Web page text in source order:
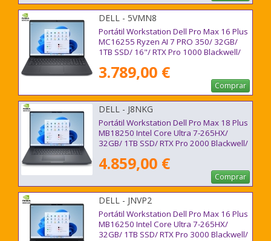
DELL - 5VMN8
Portátil Workstation Dell Pro Max 16 Plus
MC16255 Ryzen AI 7 PRO 350/ 32GB/
1TB SSD/ 16"/ RTX Pro 1000 Blackwell/
3.789,00 €
Comprar
DELL - J8NKG
Portátil Workstation Dell Pro Max 18 Plus
MB18250 Intel Core Ultra 7-265HX/
32GB/ 1TB SSD/ RTX Pro 2000 Blackwell/
4.859,00 €
Comprar
DELL - JNVP2
Portátil Workstation Dell Pro Max 16 Plus
MB16250 Intel Core Ultra 7-265HX/
32GB/ 1TB SSD/ RTX Pro 3000 Blackwell/